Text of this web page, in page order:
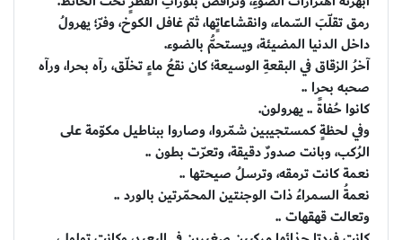
رمق تقلّبَ السّماء، وانقشاعاتٍها، ثمّ غافل الكوخ، وفرّ؛ يهرولُ
داخل الدنيا المضيئة، ويستحمُّ بالضوء.
آخرُ الزقاق في البقعةِ الوسيعة؛ كان نقعُ ماءٍ تخلّق، رآه بحرا، ورآه
صحبه بحرا ..
كانوا حُفاةً .. يهرولون.
وفي لحظةٍ كمستجيبين شمّروا، وصاروا ببناطيل مكوّمة على
الرُكب، وبانت صدورٌ دقيقة، وتعرّت بطون ..
نعمة كانت ترمقه، وترسلُ صيحتها ..
نعمةُ السمراءُ ذات الوجنتين المحمّرتين بالورد ..
وتعالت قهقهات ..